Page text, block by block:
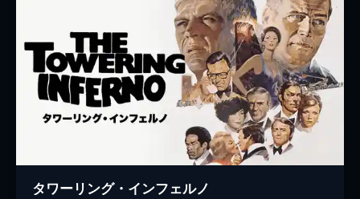
タワーリング・インフェルノ